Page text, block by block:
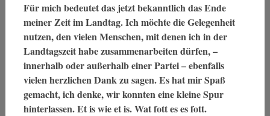
Für mich bedeutet das jetzt bekanntlich das Ende
meiner Zeit im Landtag. Ich möchte die Gelegenheit
nutzen, den vielen Menschen, mit denen ich in der
Landtagszeit habe zusammenarbeiten dürfen, –
innerhalb oder außerhalb einer Partei – ebenfalls
vielen herzlichen Dank zu sagen. Es hat mir Spaß
gemacht, ich denke, wir konnten eine kleine Spur
hinterlassen. Et is wie et is. Wat fott es es fott.